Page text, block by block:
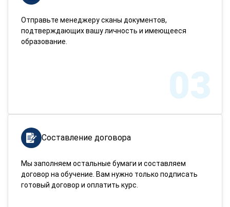
Отправьте менеджеру сканы документов,
подтверждающих вашу личность и имеющееся
образование.
03
Составление договора
Мы заполняем остальные бумаги и составляем
договор на обучение. Вам нужно только подписать
готовый договор и оплатить курс.